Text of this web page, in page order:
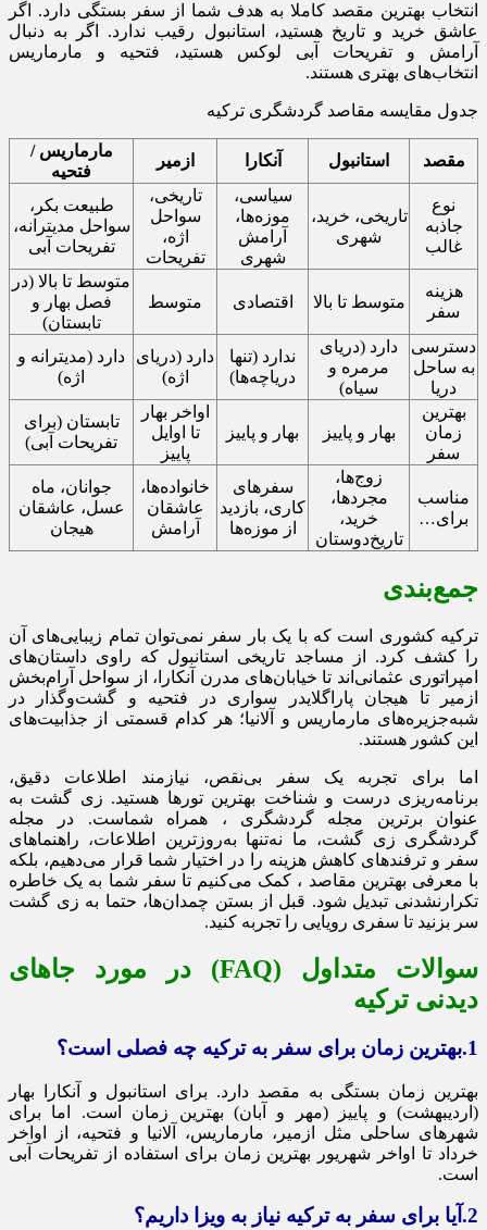
انتخاب بهترین مقصد کاملا به هدف شما از سفر بستگی دارد. اگر
عاشق خرید و تاریخ هستید، استانبول رقیب ندارد. اگر به دنبال
آرامش و تفریحات آبی لوکس هستید، فتحیه و مارماریس
انتخاب‌های بهتری هستند.
جدول مقایسه مقاصد گردشگری ترکیه
مقصد استانبول آنکارا ازمیر
مارماریس /
فتحیه
نوع
جاذبه
غالب
تاریخی، خرید،
شهری
سیاسی،
موزه‌ها،
آرامش
شهری
تاریخی،
سواحل
اژه،
تفریحات
طبیعت بکر،
سواحل مدیترانه،
تفریحات آبی
هزینه
سفر
متوسط تا بالا اقتصادی متوسط
متوسط تا بالا (در
فصل بهار و
تابستان)
دسترسی
به ساحل
دریا
دارد (دریای
مرمره و
سیاه)
ندارد (تنها
دریاچه‌ها)
دارد (دریای
اژه)
دارد (مدیترانه و
اژه)
بهترین
زمان
سفر
بهار و پاییز بهار و پاییز
اواخر بهار
تا اوایل
پاییز
تابستان (برای
تفریحات آبی)
مناسب
برای…
زوج‌ها،
مجردها،
خرید،
تاریخ‌دوستان
سفرهای
کاری، بازدید
از موزه‌ها
خانواده‌ها،
عاشقان
آرامش
جوانان، ماه
عسل، عاشقان
هیجان
جمع‌بندی
ترکیه کشوری است که با یک بار سفر نمی‌توان تمام زیبایی‌های آن
را کشف کرد. از مساجد تاریخی استانبول که راوی داستان‌های
امپراتوری عثمانی‌اند تا خیابان‌های مدرن آنکارا، از سواحل آرام‌بخش
ازمیر تا هیجان پاراگلایدر سواری در فتحیه و گشت‌وگذار در
شبه‌جزیره‌های مارماریس و آلانیا؛ هر کدام قسمتی از جذابیت‌های
این کشور هستند.
اما برای تجربه یک سفر بی‌نقص، نیازمند اطلاعات دقیق،
برنامه‌ریزی درست و شناخت بهترین تورها هستید. زی گشت به
عنوان برترین مجله گردشگری ، همراه شماست. در مجله
گردشگری زی گشت، ما نه‌تنها به‌روزترین اطلاعات، راهنماهای
سفر و ترفندهای کاهش هزینه را در اختیار شما قرار می‌دهیم، بلکه
با معرفی بهترین مقاصد ، کمک می‌کنیم تا سفر شما به یک خاطره
تکرارنشدنی تبدیل شود. قبل از بستن چمدان‌ها، حتما به زی گشت
سر بزنید تا سفری رویایی را تجربه کنید.
سوالات متداول (FAQ) در مورد جاهای
دیدنی ترکیه
1.بهترین زمان برای سفر به ترکیه چه فصلی است؟
بهترین زمان بستگی به مقصد دارد. برای استانبول و آنکارا بهار
(اردیبهشت) و پاییز (مهر و آبان) بهترین زمان است. اما برای
شهرهای ساحلی مثل ازمیر، مارماریس، آلانیا و فتحیه، از اواخر
خرداد تا اواخر شهریور بهترین زمان برای استفاده از تفریحات آبی
است.
2.آیا برای سفر به ترکیه نیاز به ویزا داریم؟